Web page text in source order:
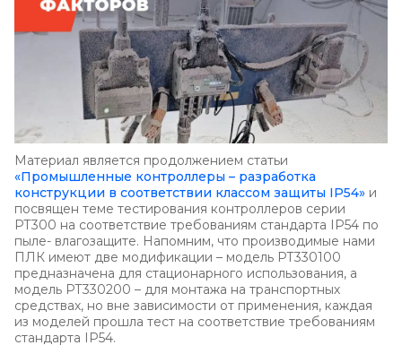
Материал является продолжением статьи
«Промышленные контроллеры – разработка
конструкции в соответствии классом защиты IP54» и
посвящен теме тестирования контроллеров серии
РТ300 на соответствие требованиям стандарта IP54 по
пыле- влагозащите. Напомним, что производимые нами
ПЛК имеют две модификации – модель РТ330100
предназначена для стационарного использования, а
модель РТ330200 – для монтажа на транспортных
средствах, но вне зависимости от применения, каждая
из моделей прошла тест на соответствие требованиям
стандарта IP54.